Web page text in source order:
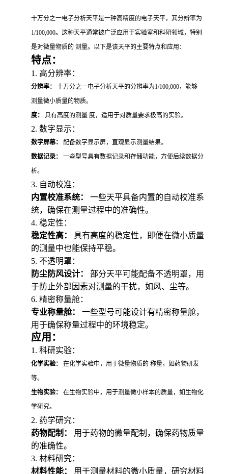
十万分之一电子分析天平是一种高精度的电子天平，其分辨率为
1/100,000。这种天平通常被广泛应用于实验室和科研领域，特别
是对微量物质的 测量。以下是该天平的主要特点和应用：
特点：
1. 高分辨率：
分辨率：
十万分之一电子分析天平的分辨率为1/100,000，能够
测量微小质量的物质。
度：
具有高度的测量 度，适用于对质量要求极高的实验。
2. 数字显示：
数字屏幕：
配备数字显示屏，直观显示测量结果。
数据记录：
一些型号具有数据记录和存储功能，方便后续数据分
析。
3. 自动校准：
内置校准系统：
一些天平具备内置的自动校准系
统，确保在测量过程中的准确性。
4. 稳定性：
稳定性高：
具有高度的稳定性，即便在微小质量
的测量中也能保持平稳。
5. 不透明罩：
防尘防风设计：
部分天平可能配备不透明罩，用
于防止外部因素对测量的干扰，如风、尘等。
6. 精密称量舱：
专业称量舱：
一些型号可能设计有精密称量舱，
用于确保称量过程中的环境稳定。
应用：
1. 科研实验：
化学实验：
在化学实验中，用于微量物质的 称量，如药物研发
等。
生物实验：
在生物实验中，用于测量微小样本的质量，如生物化
学研究。
2. 药学研究：
药物配制：
用于药物的微量配制，确保药物质量
的准确性。
3. 材料研究：
材料性能：
用于测量材料的微小质量，研究材料